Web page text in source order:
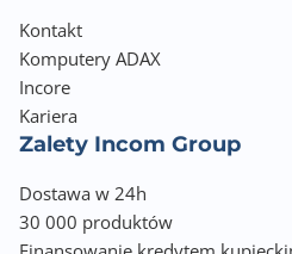
Kontakt
Komputery ADAX
Incore
Kariera
Zalety Incom Group
Dostawa w 24h
30 000 produktów